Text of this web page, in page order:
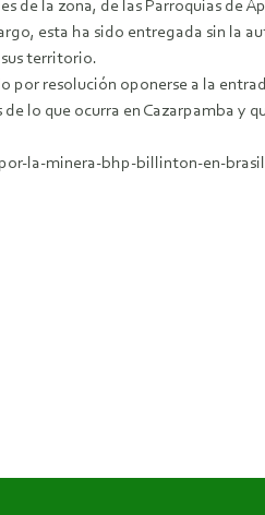
la zona, de las Parroquias de
esta ha sido entregada sin la
territorio.
por resolución oponerse a la
lo que ocurra en Cazarpamba y
la-minera-bhp-billinton-en-